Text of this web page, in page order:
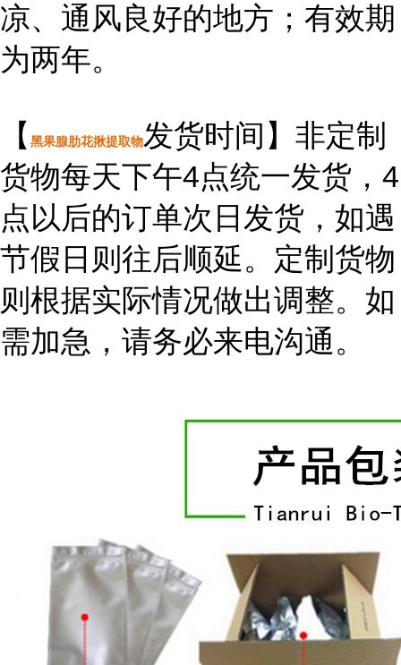
凉、通风良好的地方；有效期
为两年。
【 黑果腺肋花揪提取物发货时间】非定制
货物每天下午4点统一发货，4
点以后的订单次日发货，如遇
节假日则往后顺延。定制货物
则根据实际情况做出调整。如
需加急，请务必来电沟通。